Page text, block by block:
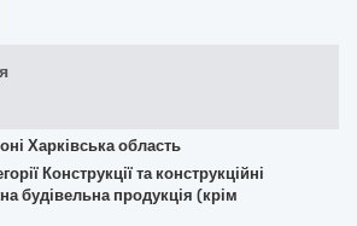
Харківська область
Конструкції та конструкційні
будівельна продукція (крім